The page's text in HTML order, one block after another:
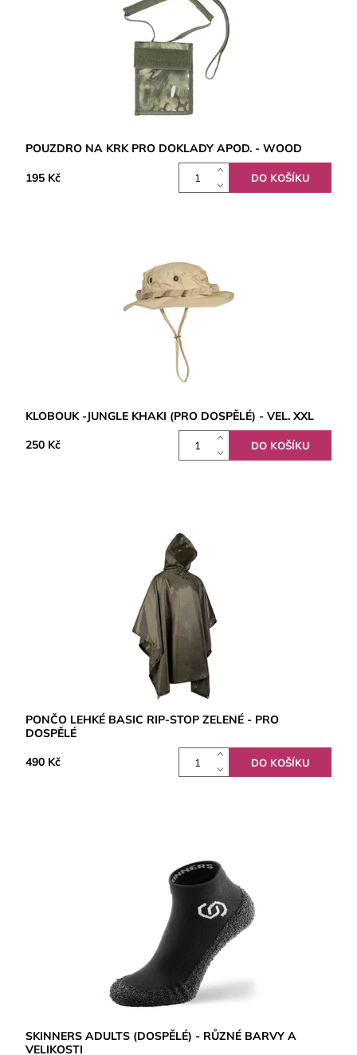
POUZDRO NA KRK PRO DOKLADY APOD. - WOOD
195 Kč
KLOBOUK -JUNGLE KHAKI (PRO DOSPĚLÉ) - VEL. XXL
250 Kč
PONČO LEHKÉ BASIC RIP-STOP ZELENÉ - PRO
DOSPĚLÉ
490 Kč
SKINNERS ADULTS (DOSPĚLÉ) - RŮZNÉ BARVY A
VELIKOSTI